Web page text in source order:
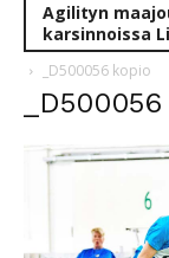
Agilityn
karsinnoissa
_D500056 kopio